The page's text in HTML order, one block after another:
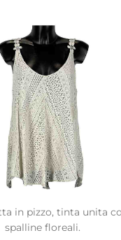
in pizzo, tinta unita
spalline floreali.